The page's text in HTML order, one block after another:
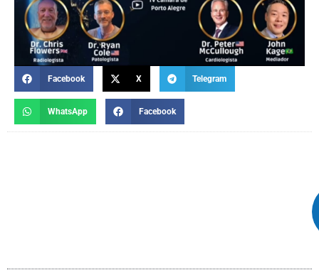
Facebook X Telegram
WhatsApp Facebook